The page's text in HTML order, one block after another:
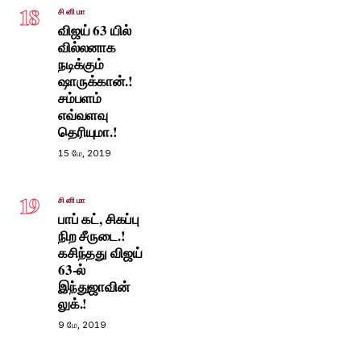
18 சினிமா
விஜய் 63 யில்
வில்லனாக
நடிக்கும்
ஷாருக்கான்.!
சம்பளம்
எவ்வளவு
தெரியுமா.!
15 மே, 2019
19 சினிமா
பாப் கட், சிகப்பு
நிற சீருடை.!
கசிந்தது விஜய்
63-ல்
இந்துஜாவின்
லுக்.!
9 மே, 2019